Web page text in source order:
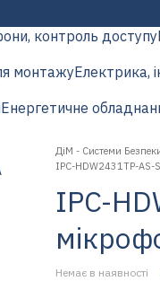
контроль доступу
монтажуЕлектрика,
Енергетичне
ДіМ - Системи
IPC-HDW2431TP-
IPC-
Немає в наявності